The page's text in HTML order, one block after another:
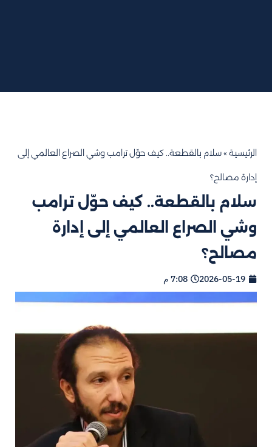
الرئيسية »سلام بالقطعة.. كيف حوّل ترامب وشي الصراع العالمي إلى
إدارة مصالح؟
سلام بالقطعة.. كيف حوّل ترامب
وشي الصراع العالمي إلى إدارة
مصالح؟
2026-05-19 7:08 م